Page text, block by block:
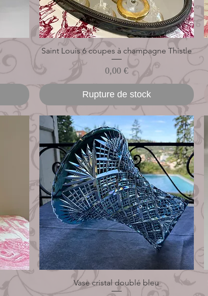
Aperçu rapide
Saint Louis 6 coupes à champagne Thistle
Prix
0,00 €
Rupture de stock
Aperçu rapide
Vase cristal doublé bleu